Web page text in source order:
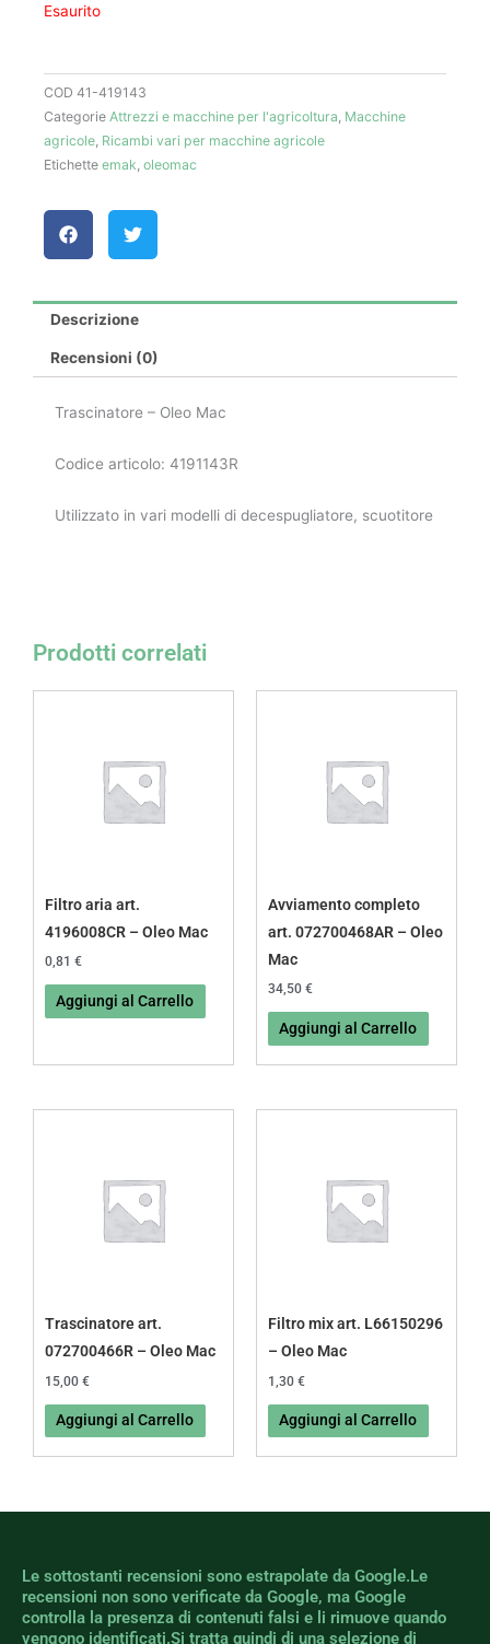
Esaurito
COD 41-419143
Categorie Attrezzi e macchine per l'agricoltura Macchine
agricole Ricambi vari per macchine agricole
Etichette emak oleomac
Descrizione
Recensioni (0)
Trascinatore – Oleo Mac
Codice articolo: 4191143R
Utilizzato in vari modelli di decespugliatore, scuotitore
Prodotti correlati
Filtro aria art.
4196008CR – Oleo Mac
0,81 €
Aggiungi al Carrello
Avviamento completo
art. 072700468AR – Oleo
Mac
34,50 €
Aggiungi al Carrello
Trascinatore art.
072700466R – Oleo Mac
15,00 €
Aggiungi al Carrello
Filtro mix art. L66150296
– Oleo Mac
1,30 €
Aggiungi al Carrello
Le sottostanti recensioni sono estrapolate da Google.Le
recensioni non sono verificate da Google, ma Google
controlla la presenza di contenuti falsi e li rimuove quando
vengono identificati.Si tratta quindi di una selezione di